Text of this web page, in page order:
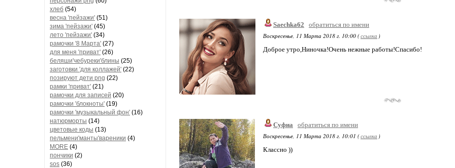
хлеб (54)
весна 'пейзажи' (51)
зима 'пейзажи' (45)
лето 'пейзажи' (34)
рамочки '8 Марта' (27)
для меня 'приват' (26)
беляши'чебуреки'блины (25)
заготовки 'для коллажей' (22)
позируют дети png (22)
рамки 'приват' (21)
рамочки для записей (20)
рамочки 'блокноты' (19)
рамочки 'музыкальный фон' (16)
натюрморты (14)
цветовые коды (13)
пельмени'манты'вареники (4)
MORE (4)
пончики (2)
sos (36)
Saechka62
обратиться по имени
Воскресенье, 11 Марта 2018 г. 10:00 (ссылка )
Доброе утро,Ниночка!Очень нежные работы!Спасибо!
Суфиа
обратиться по имени
Воскресенье, 11 Марта 2018 г. 10:01 (ссылка )
Классно ))